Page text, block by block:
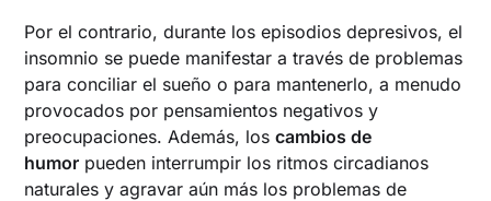
Por el contrario, durante los episodios depresivos, el
insomnio se puede manifestar a través de problemas
para conciliar el sueño o para mantenerlo, a menudo
provocados por pensamientos negativos y
preocupaciones. Además, loscambios de
humor pueden interrumpir los ritmos circadianos
naturales y agravar aún más los problemas de